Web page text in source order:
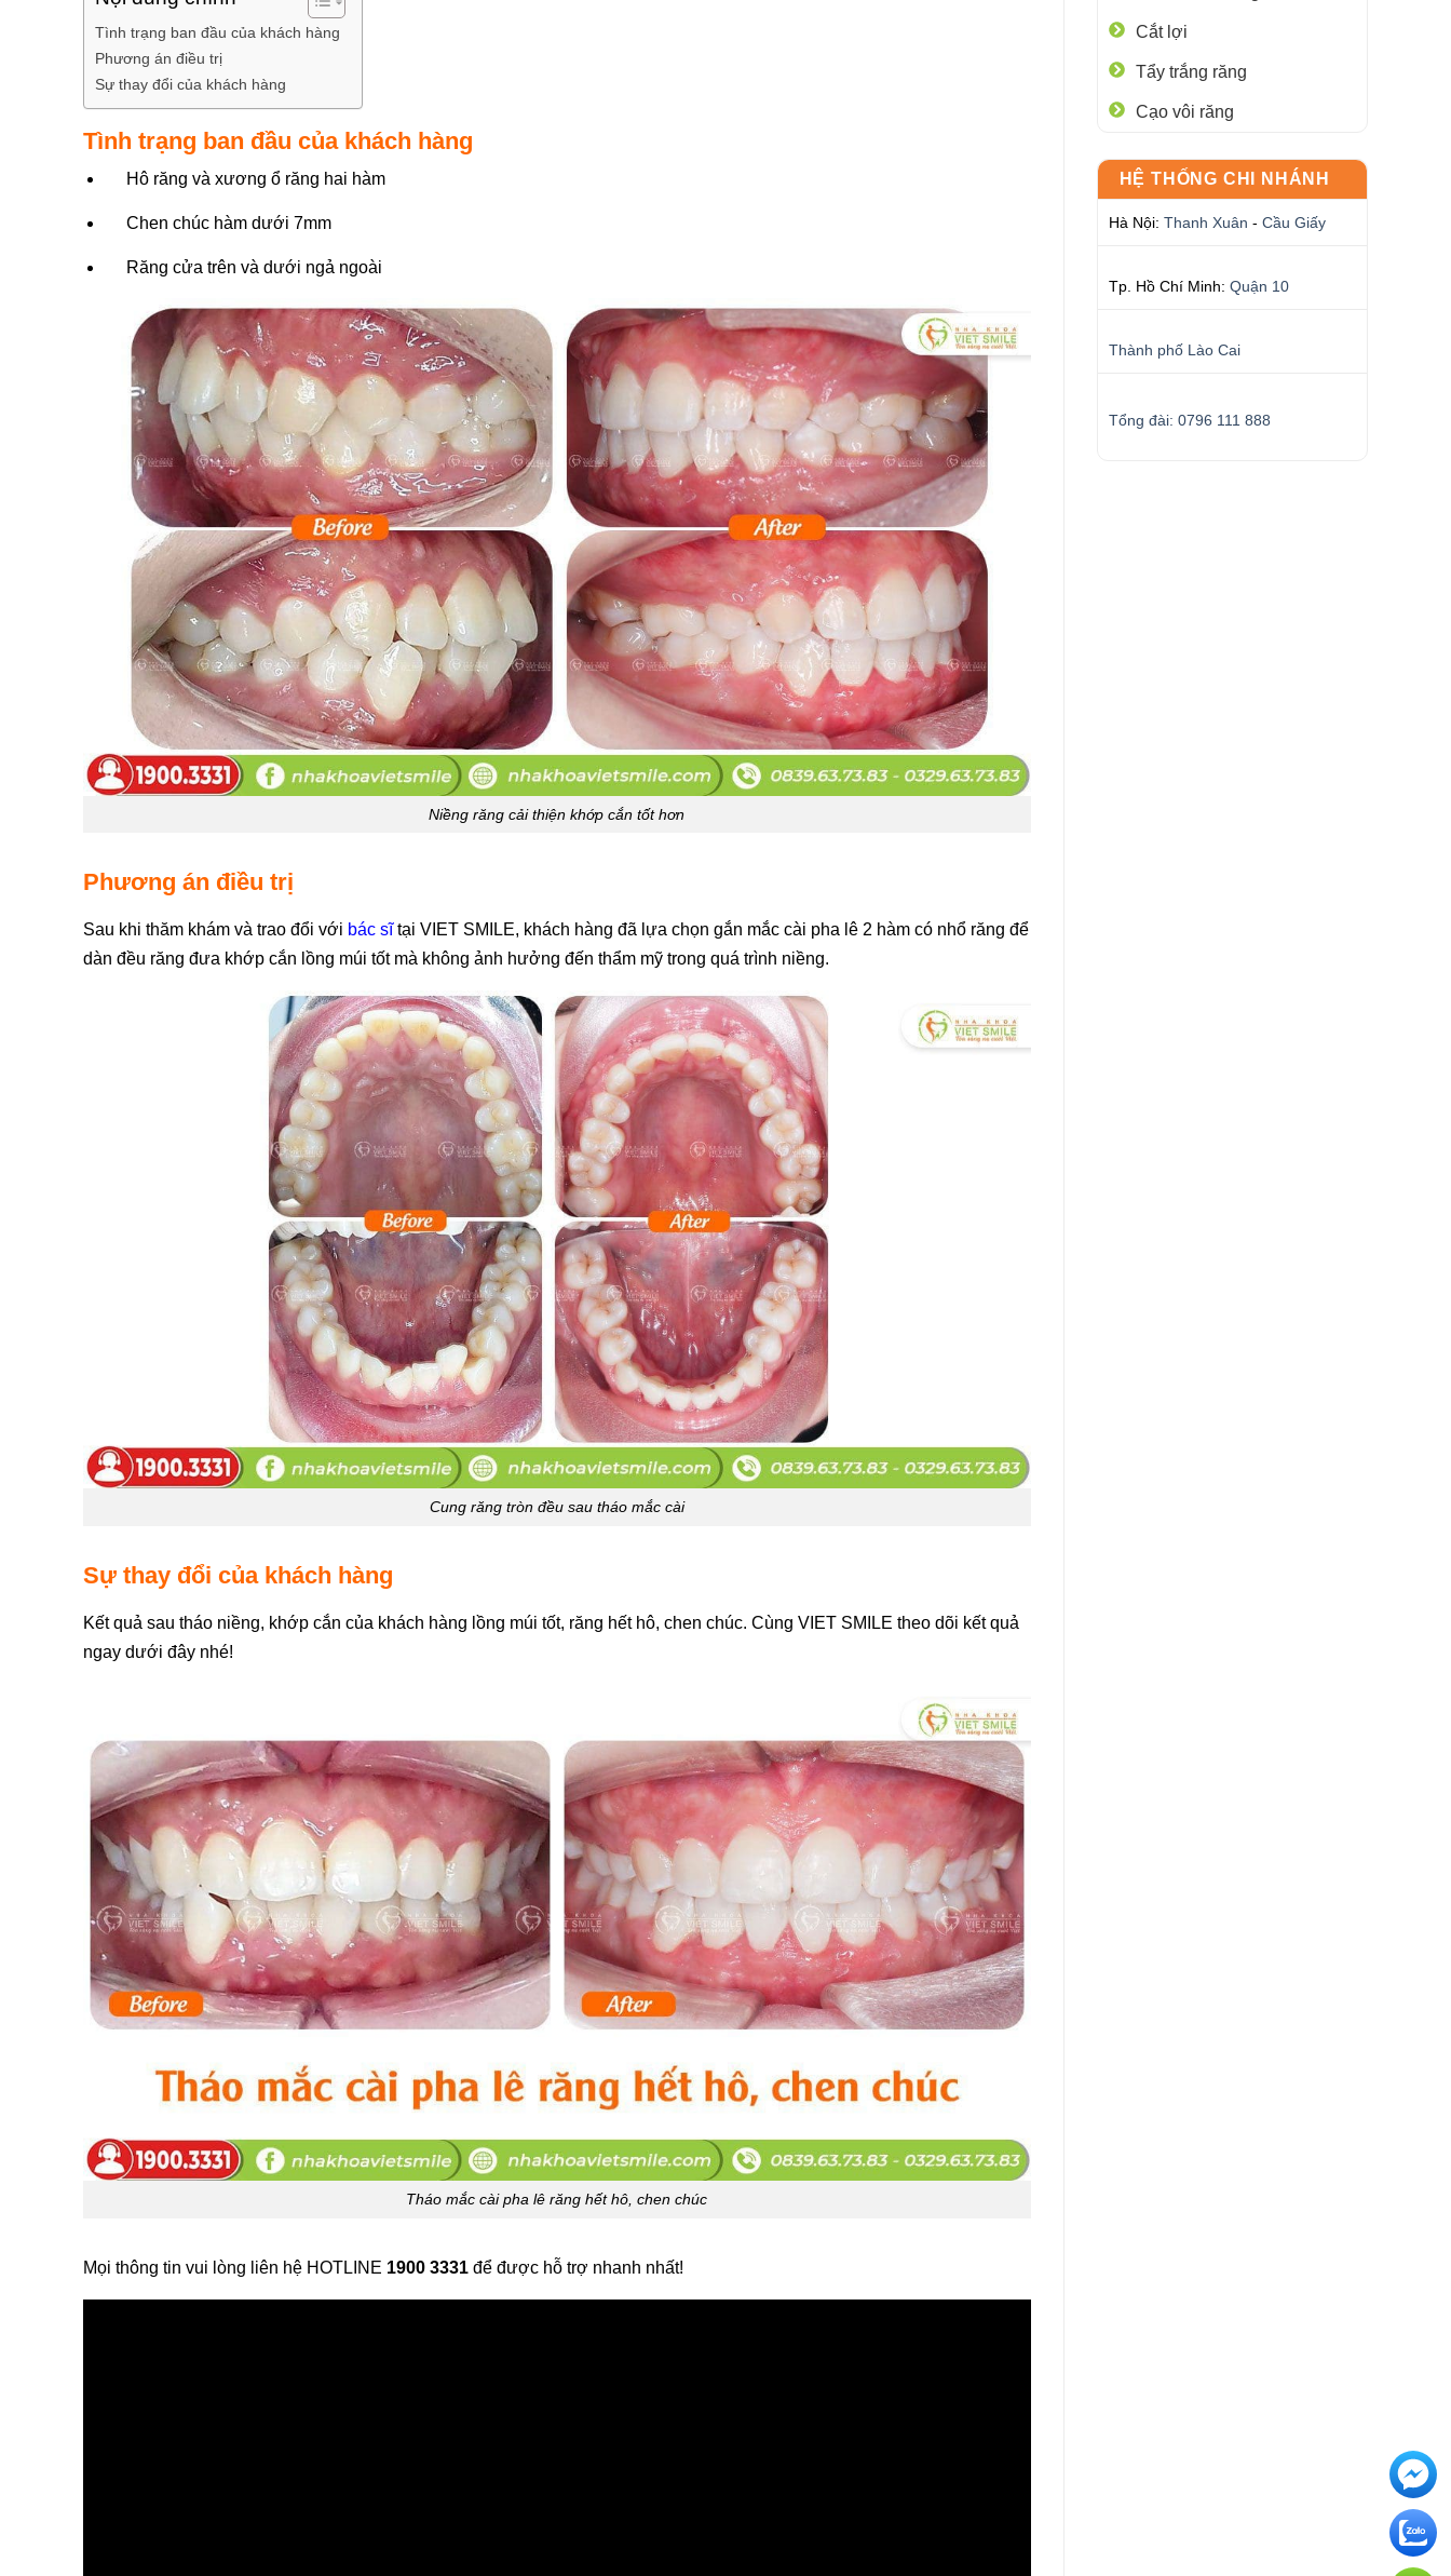
Tình trạng ban đầu của khách hàng
Phương án điều trị
Sự thay đổi của khách hàng
Tình trạng ban đầu của khách hàng
Hô răng và xương ổ răng hai hàm
Chen chúc hàm dưới 7mm
Răng cửa trên và dưới ngả ngoài
Niềng răng cải thiện khớp cắn tốt hơn
Phương án điều trị
️Sau khi thăm khám và trao đổi với bác sĩtại VIET SMILE, khách hàng đã lựa chọn gắn mắc cài pha lê 2 hàm có nhổ răng để
dàn đều răng đưa khớp cắn lồng múi tốt mà không ảnh hưởng đến thẩm mỹ trong quá trình niềng.
Cung răng tròn đều sau tháo mắc cài
Sự thay đổi của khách hàng
Kết quả sau tháo niềng, khớp cắn của khách hàng lồng múi tốt, răng hết hô, chen chúc. Cùng VIET SMILE theo dõi kết quả
ngay dưới đây nhé!
Tháo mắc cài pha lê răng hết hô, chen chúc
Mọi thông tin vui lòng liên hệ HOTLINE 1900 3331 để được hỗ trợ nhanh nhất!
Cắt lợi
Tẩy trắng răng
Cạo vôi răng
HỆ THỐNG CHI NHÁNH
Hà Nội: Thanh Xuân - Cầu Giấy
Tp. Hồ Chí Minh: Quận 10
Thành phố Lào Cai
Tổng đài: 0796 111 888